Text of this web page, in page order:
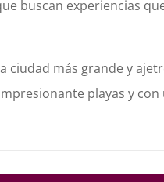
buscan experiencias
ciudad más grande y
playas y